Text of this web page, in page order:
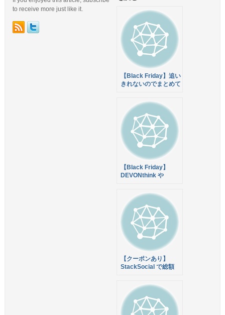
【Black Friday】追い
きれないのでまとめて
【Black Friday】
DEVONthink や
製品が25%オフ！
【クーポンあり】
StackSocial で総額
になった The Black
Friday Mac Bundle
を販売中
to receive more just like it.